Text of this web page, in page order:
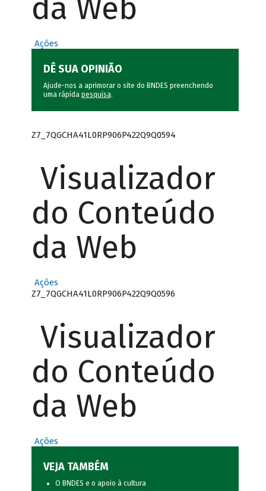
da Web
Ações
DÊ SUA OPINIÃO
Ajude-nos a aprimorar o site do BNDES preenchendo
uma rápida pesquisa.
Z7_7QGCHA41L0RP906P422Q9Q0594
Visualizador
do Conteúdo
da Web
Ações
Z7_7QGCHA41L0RP906P422Q9Q0596
Visualizador
do Conteúdo
da Web
Ações
VEJA TAMBÉM
O BNDES e o apoio à cultura